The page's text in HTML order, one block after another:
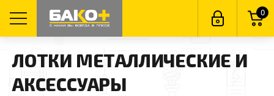
0
ЛОТКИ МЕТАЛЛИЧЕСКИЕ И
АКСЕССУАРЫ